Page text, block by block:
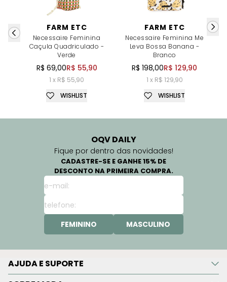
FARM ETC
Necessaire Feminina
Caçula Quadriculado -
Verde
R$ 69,00R$ 55,90
1 x R$ 55,90
WISHLIST
FARM ETC
Necessaire Feminina Me
Leva Bossa Banana -
Branco
R$ 198,00R$ 129,90
1 x R$ 129,90
WISHLIST
OQV DAILY
Fique por dentro das novidades!
CADASTRE-SE E GANHE 15% DE
DESCONTO NA PRIMEIRA COMPRA.
FEMININO MASCULINO
AJUDA E SUPORTE